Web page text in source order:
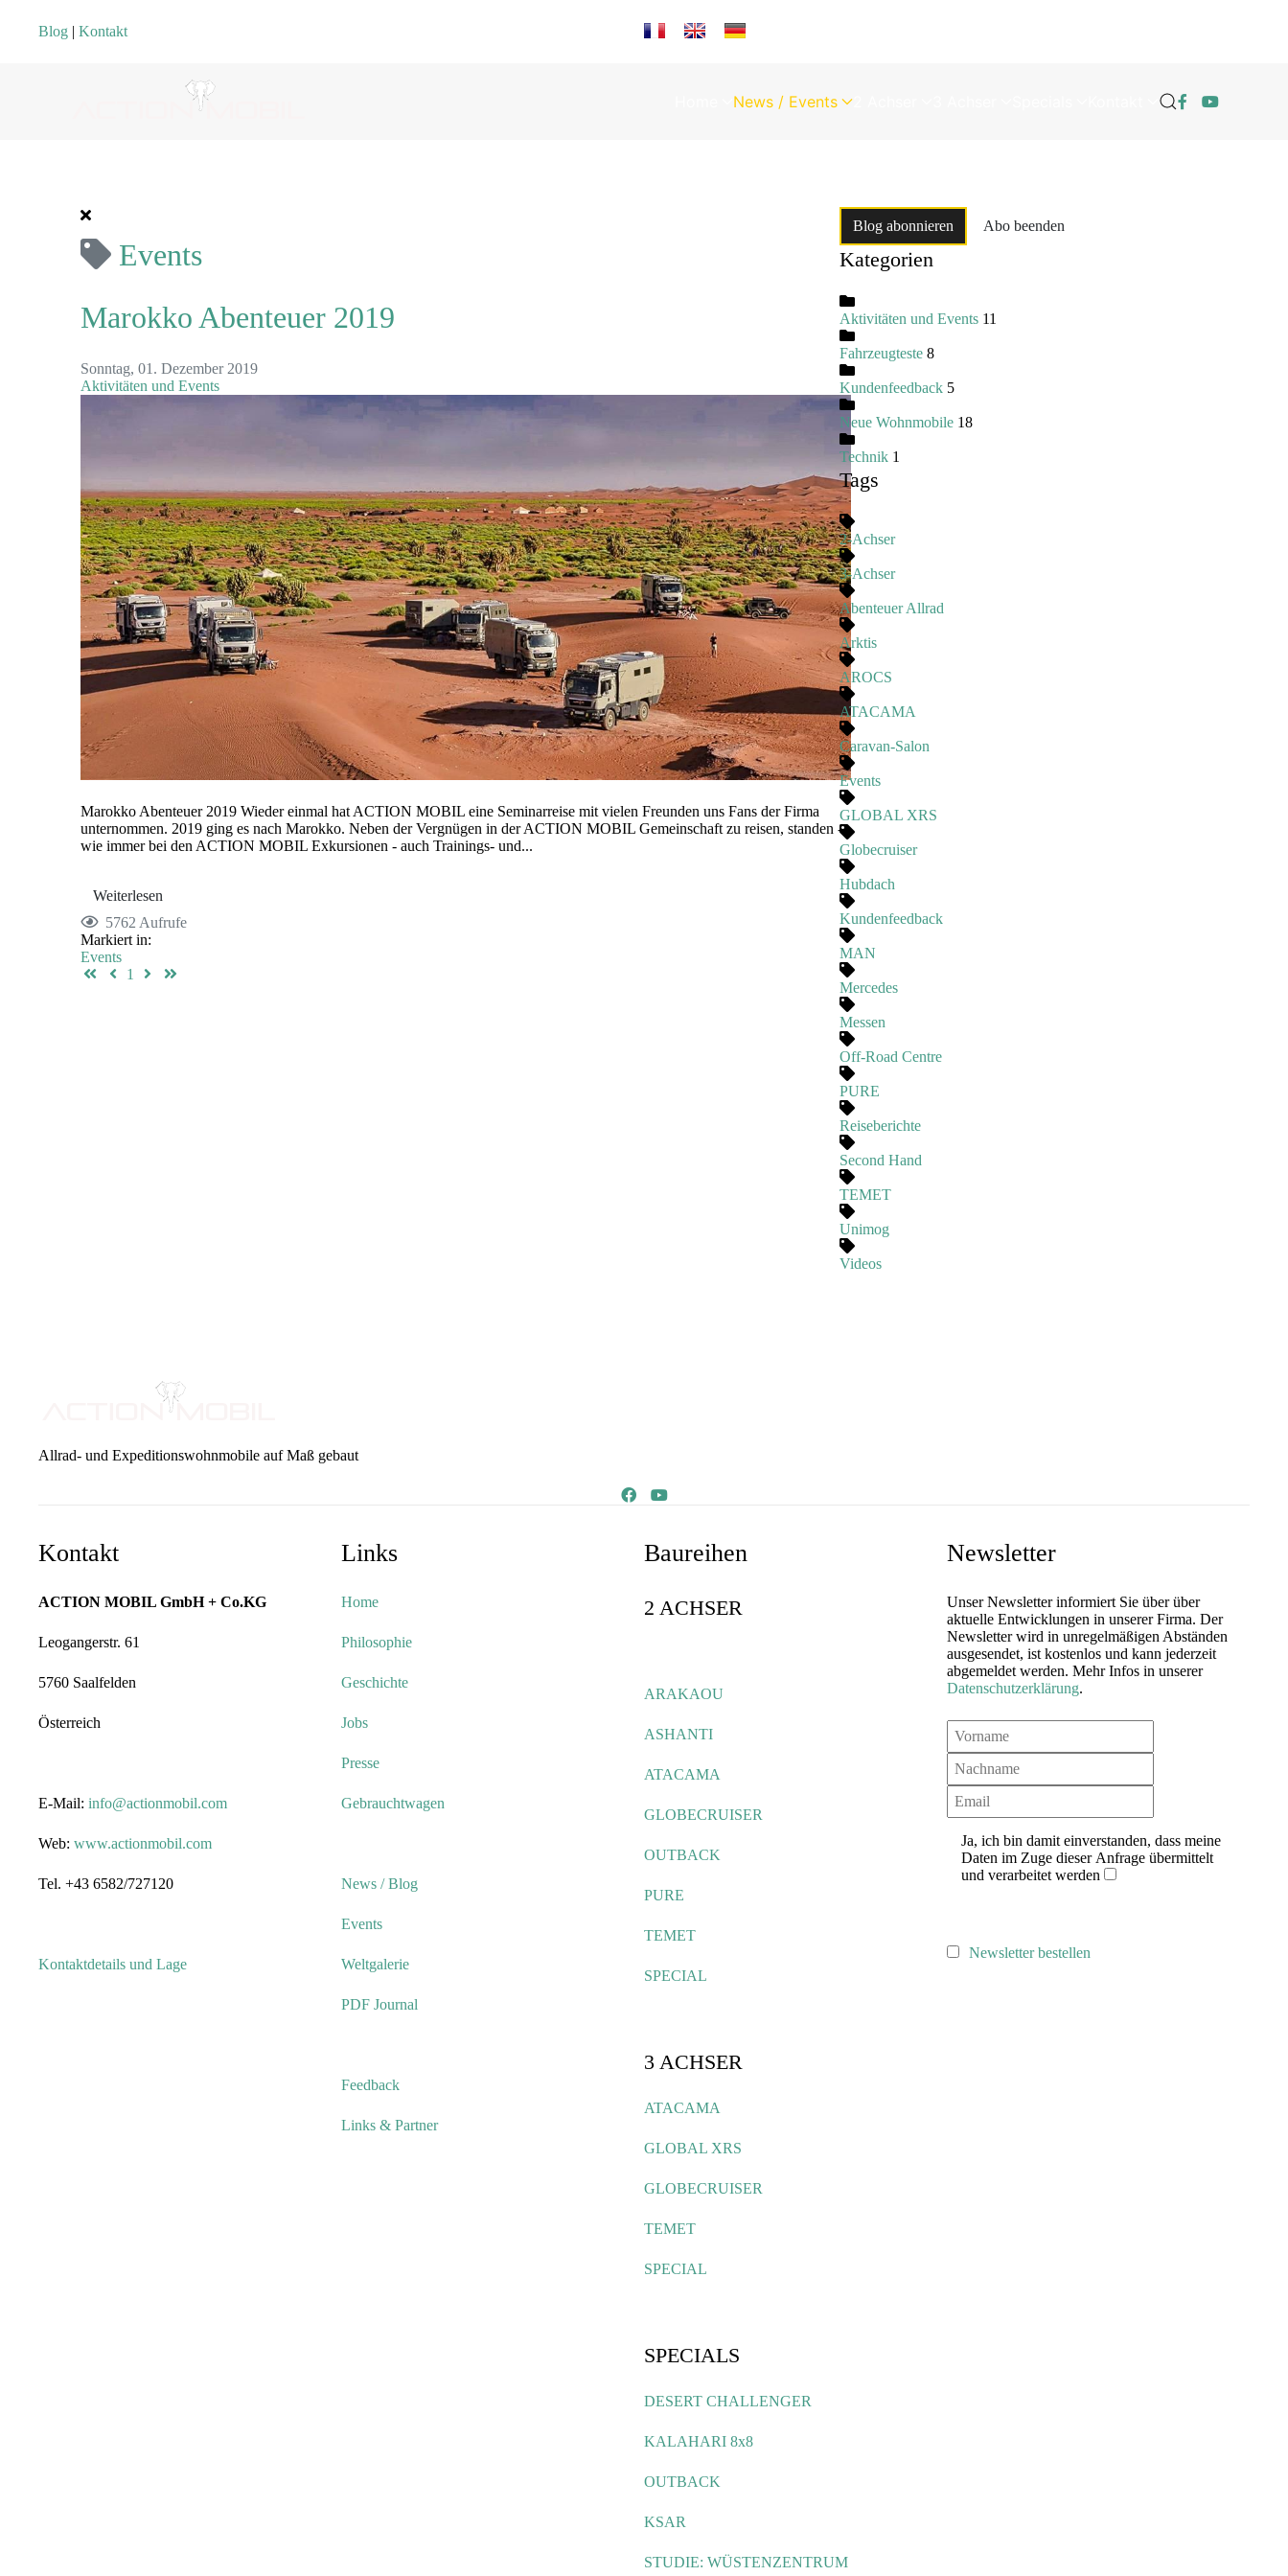
Blog | Kontakt Sprache auswählen
News / Events
Events
Marokko Abenteuer 2019
Sonntag, 01. Dezember 2019
Aktivitäten und Events
Marokko Abenteuer 2019 Wieder einmal hat ACTION MOBIL eine Seminarreise mit vielen Freunden uns Fans der Firma
unternommen. 2019 ging es nach Marokko. Neben der Vergnügen in der ACTION MOBIL Gemeinschaft zu reisen, standen -
wie immer bei den ACTION MOBIL Exkursionen - auch Trainings- und...
Weiterlesen
5762 Aufrufe
Markiert in:
Events
First Page
Previous Page
1 Next Page
Blog abonnieren Abo beenden
Kategorien
Aktivitäten und Events 11
Fahrzeugteste 8
Kundenfeedback 5
Neue Wohnmobile 18
Technik 1
Tags
2-Achser
3-Achser
Abenteuer Allrad
Arktis
AROCS
ATACAMA
Caravan-Salon
Events
GLOBAL XRS
Globecruiser
Hubdach
Kundenfeedback
MAN
Mercedes
Messen
Off-Road Centre
PURE
Reiseberichte
Second Hand
TEMET
Unimog
Videos
Allrad- und Expeditionswohnmobile auf Maß gebaut
Kontakt
ACTION MOBIL GmbH + Co.KG
Leogangerstr. 61
5760 Saalfelden
Österreich
E-Mail: info@actionmobil.com
Web: www.actionmobil.com
Tel. +43 6582/727120
Kontaktdetails und Lage
Links
Home
Philosophie
Geschichte
Jobs
Presse
Gebrauchtwagen
News / Blog
Events
Weltgalerie
PDF Journal
Feedback
Links & Partner
Baureihen
2 ACHSER
ARAKAOU
ASHANTI
ATACAMA
GLOBECRUISER
OUTBACK
PURE
TEMET
SPECIAL
3 ACHSER
ATACAMA
GLOBAL XRS
GLOBECRUISER
TEMET
SPECIAL
SPECIALS
DESERT CHALLENGER
KALAHARI 8x8
OUTBACK
KSAR
STUDIE: WÜSTENZENTRUM
Newsletter
Unser Newsletter informiert Sie über über
aktuelle Entwicklungen in unserer Firma. Der
Newsletter wird in unregelmäßigen Abständen
ausgesendet, ist kostenlos und kann jederzeit
abgemeldet werden. Mehr Infos in unserer
Datenschutzerklärung.
Ja, ich bin damit einverstanden, dass meine
Daten im Zuge dieser Anfrage übermittelt
und verarbeitet werden
Newsletter bestellen